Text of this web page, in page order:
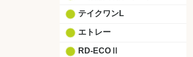
テイクワンL
エトレー
RD-ECOⅡ